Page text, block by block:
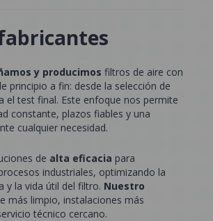
y producimos filtros de aire con
principio a fin: desde la selección de
el test final. Este enfoque nos permite
constante, plazos fiables y una
cualquier necesidad.
de alta eficacia para
industriales, optimizando la
y la vida útil del filtro. Nuestro
más limpio, instalaciones más
técnico cercano.